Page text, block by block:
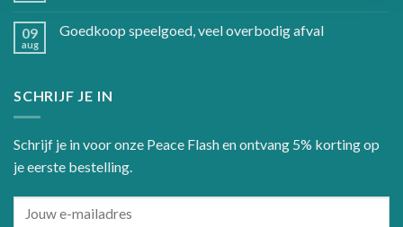
09
aug
Goedkoop speelgoed, veel overbodig afval
SCHRIJF JE IN
Schrijf je in voor onze Peace Flash en ontvang 5% korting op
je eerste bestelling.